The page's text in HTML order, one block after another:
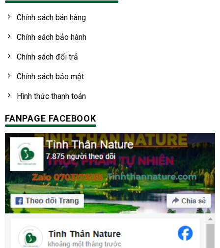
Chính sách bán hàng
Chính sách bảo hành
Chính sách đổi trả
Chính sách bảo mật
Hình thức thanh toán
FANPAGE FACEBOOK